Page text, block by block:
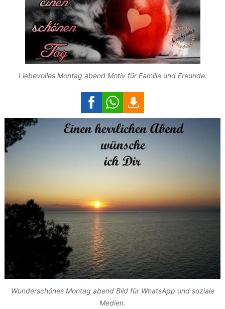
Liebevolles Montag abend Motiv für Familie und Freunde.
Wunderschönes Montag abend Bild für WhatsApp und soziale
Medien.